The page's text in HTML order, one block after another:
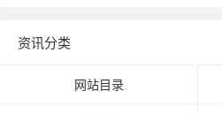
资讯分类
网站目录